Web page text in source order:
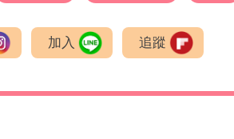
加入 追蹤